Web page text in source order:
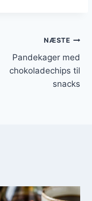
NÆSTE
Pandekager med
chokoladechips til
snacks